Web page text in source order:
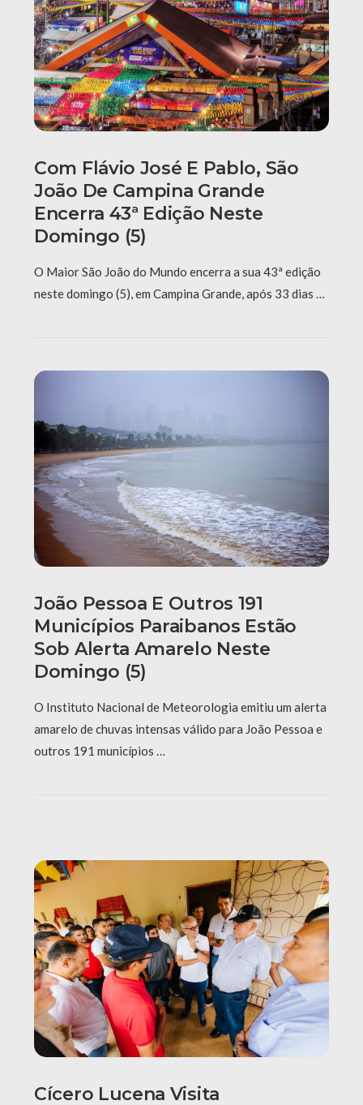
Com Flávio José E Pablo, São
João De Campina Grande
Encerra 43ª Edição Neste
Domingo (5)
O Maior São João do Mundo encerra a sua 43ª edição
neste domingo (5), em Campina Grande, após 33 dias …
João Pessoa E Outros 191
Municípios Paraibanos Estão
Sob Alerta Amarelo Neste
Domingo (5)
O Instituto Nacional de Meteorologia emitiu um alerta
amarelo de chuvas intensas válido para João Pessoa e
outros 191 municípios …
Cícero Lucena Visita